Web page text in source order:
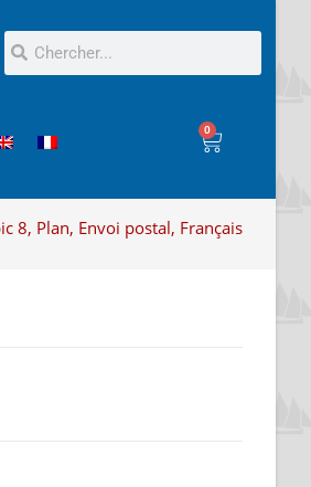
0
8, Plan, Envoi postal, Français